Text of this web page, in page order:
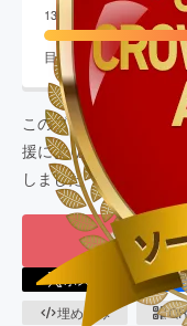
130
目標金額8,000,000円
このプロジェクトは、
援により 10,471,000
しました
もう一
ポスト
埋め込み